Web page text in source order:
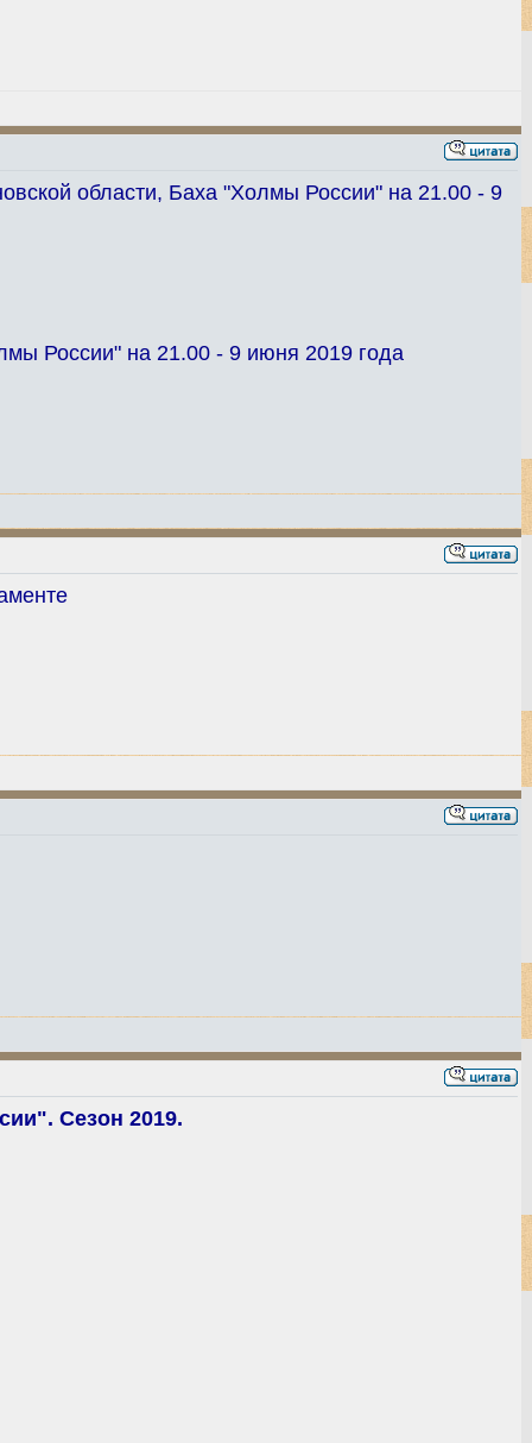
области, Баха "Холмы России" на 21.00 - 9
России" на 21.00 - 9 июня 2019 года
Сезон 2019.